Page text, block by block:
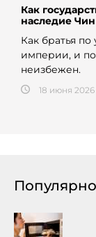
Как
наследие
Как братья
империи, и
неизбежен.
18 июня 2026